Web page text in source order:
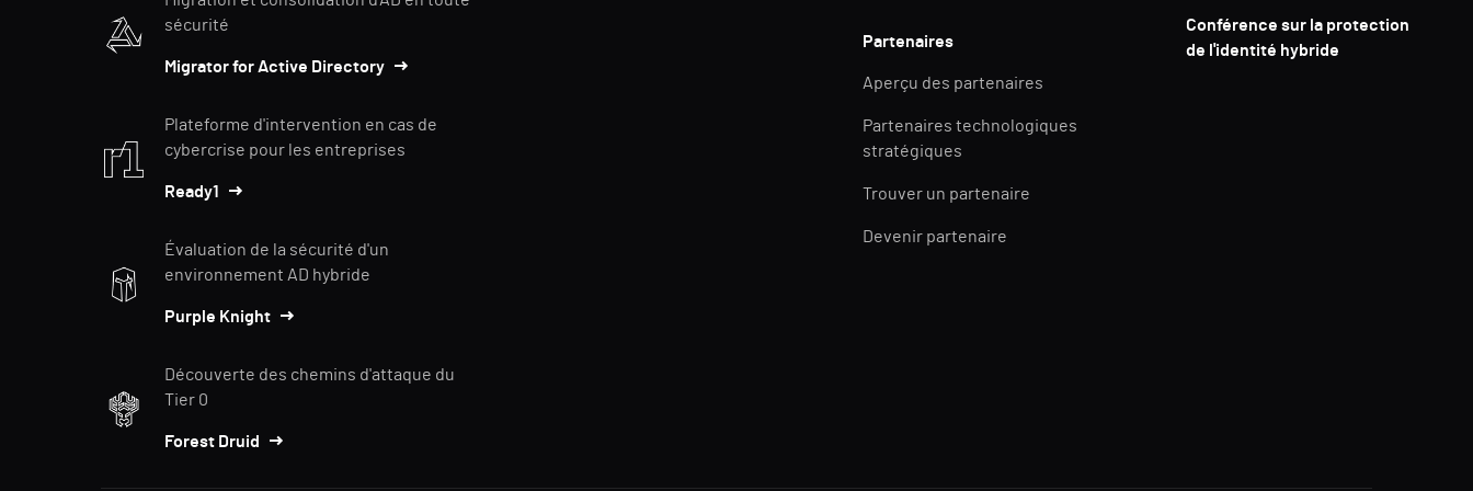
sécurité
Migrator for Active Directory
Plateforme d'intervention en cas de
cybercrise pour les entreprises
Ready1
Évaluation de la sécurité d'un
environnement AD hybride
Purple Knight
Découverte des chemins d'attaque du
Tier 0
Forest Druid
Partenaires
Aperçu des partenaires
Partenaires technologiques
stratégiques
Trouver un partenaire
Devenir partenaire
Conférence sur la protection
de l'identité hybride